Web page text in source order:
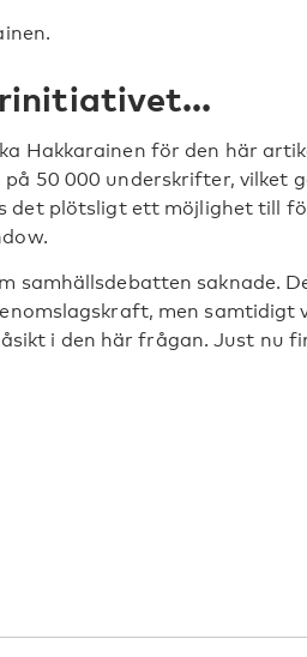
Hakkarainen för den här
50 000 underskrifter, vilket
det plötsligt ett möjlighet till
samhällsdebatten saknade.
men samtidigt
i den här frågan. Just nu